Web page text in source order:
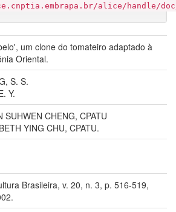
alice/handle/
um clone do tomateiro adaptado à
Oriental.
S. S.
Y.
SUHWEN CHENG, CPATU
YING CHU, CPATU.
Brasileira, v. 20, n. 3, p. 516-519,